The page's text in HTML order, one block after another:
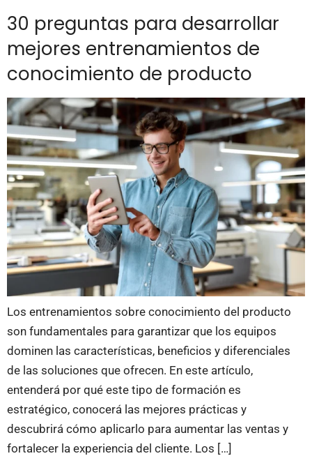
30 preguntas para desarrollar
mejores entrenamientos de
conocimiento de producto
Los entrenamientos sobre conocimiento del producto
son fundamentales para garantizar que los equipos
dominen las características, beneficios y diferenciales
de las soluciones que ofrecen. En este artículo,
entenderá por qué este tipo de formación es
estratégico, conocerá las mejores prácticas y
descubrirá cómo aplicarlo para aumentar las ventas y
fortalecer la experiencia del cliente. Los […]